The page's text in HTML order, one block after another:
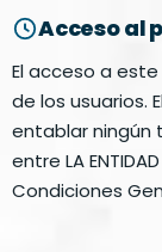
Acceso al
El acceso a
de los usuarios.
entablar ningún
entre LA
Condiciones